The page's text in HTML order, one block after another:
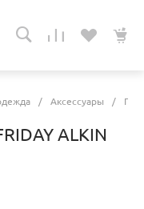
/ Аксессуары /
ALKIN